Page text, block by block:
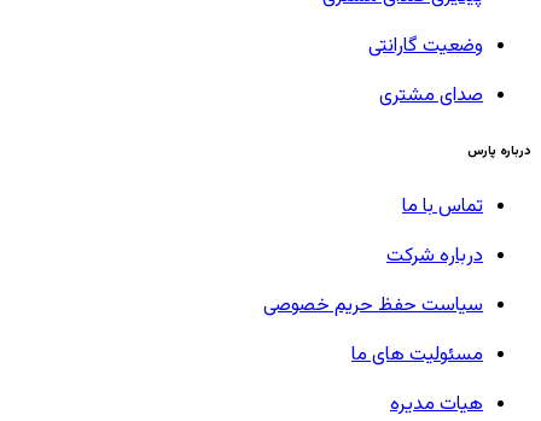
وضعیت گارانتی
صدای مشتری
درباره پارس
تماس با ما
درباره شرکت
سیاست حفظ حریم خصوصی
مسئولیت های ما
هیات مدیره